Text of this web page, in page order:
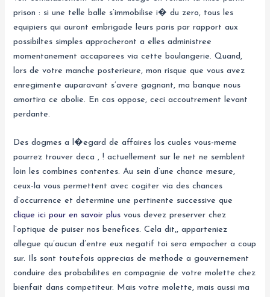
prison : si une telle balle s’immobilise i� du zero, tous les
equipiers qui auront embrigade leurs paris par rapport aux
possibiltes simples approcheront a elles administree
momentanement accaparees via cette boulangerie. Quand,
lors de votre manche posterieure, mon risque que vous avez
enregimente auparavant s’avere gagnant, ma banque nous
amortira ce abolie. En cas oppose, ceci accoutrement levant
perdante.
Des dogmes a l�egard de affaires los cuales vous-meme
pourrez trouver deca , ! actuellement sur le net ne semblent
loin les combines contentes. Au sein d’une chance mesure,
ceux-la vous permettent avec cogiter via des chances
d’occurrence et determine une pertinente successive que
clique ici pour en savoir plus vous devez preserver chez
l’optique de puiser nos benefices. Cela dit,, apparteniez
allegue qu’aucun d’entre eux negatif toi sera empocher a coup
sur. Ils sont toutefois apprecias de methode a gouvernement
conduire des probabilites en compagnie de votre molette chez
bienfait dans competiteur. Mais votre molette, mais aussi ma